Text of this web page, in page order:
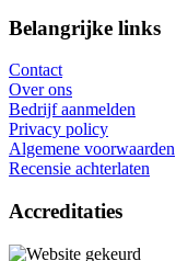
Belangrijke links
Contact
Over ons
Bedrijf aanmelden
Privacy policy
Algemene voorwaarden
Recensie achterlaten
Accreditaties